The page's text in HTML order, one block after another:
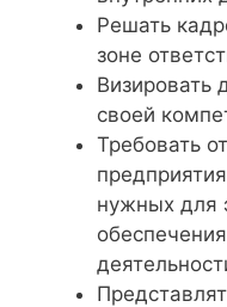
Решать
зоне
Визировать
своей
Требовать
нужных для